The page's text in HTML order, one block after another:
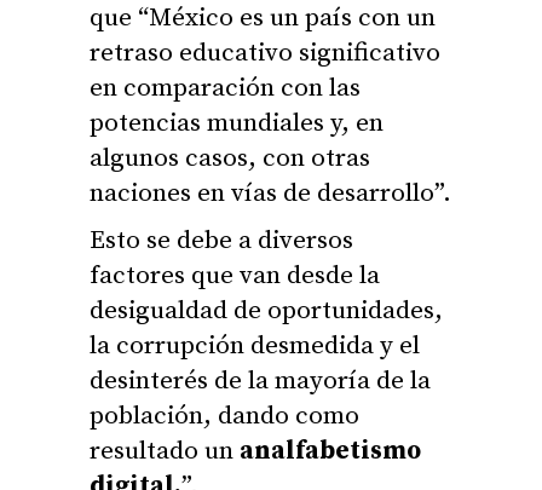
que “México es un país con un
retraso educativo significativo
en comparación con las
potencias mundiales y, en
algunos casos, con otras
naciones en vías de desarrollo”.
Esto se debe a diversos
factores que van desde la
desigualdad de oportunidades,
la corrupción desmedida y el
desinterés de la mayoría de la
población, dando como
resultado un analfabetismo